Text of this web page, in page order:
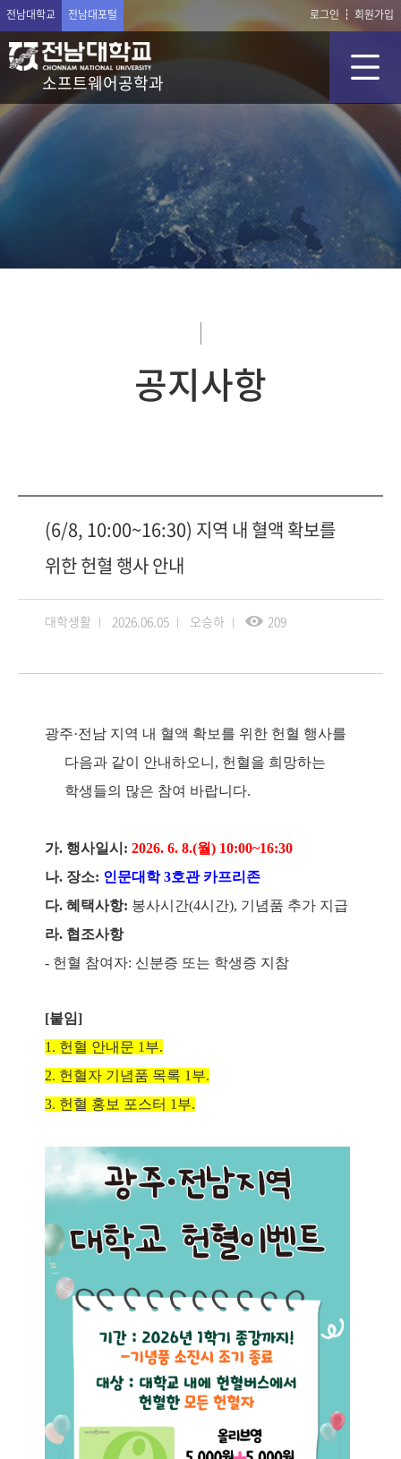
전남대학교 전남대포털 로그인 회원가입
소프트웨어공학과
공지사항
(6/8, 10:00~16:30) 지역 내 혈액 확보를
위한 헌혈 행사 안내
대학생활 2026.06.05 오승하 209
광주·전남 지역 내 혈액 확보를 위한 헌혈 행사를
다음과 같이 안내하오니 , 헌혈을 희망하는
학생들의 많은 참여 바랍니다.
가. 행사일시 : 2026. 6. 8.(월) 10:00~16:30
나. 장소: 인문대학3호관 카프리존
다. 혜택사항: 봉사시간(4시간), 기념품 추가 지급
라. 협조사항
- 헌혈 참여자: 신분증 또는 학생증 지참
[붙임]
1. 헌혈 안내문 1 부.
2. 헌혈자 기념품 목록 1 부.
3. 헌혈 홍보 포스터 1 부.